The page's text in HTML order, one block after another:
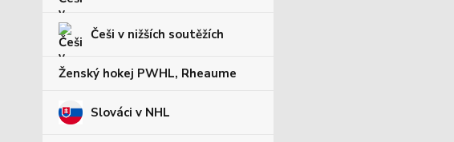
Češi v nižších soutěžích
Ženský hokej PWHL, Rheaume
Slováci v NHL